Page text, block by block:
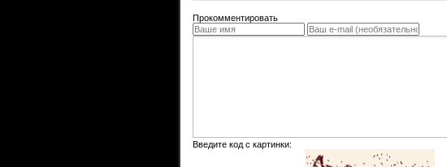
Прокомментировать
Введите код с картинки: